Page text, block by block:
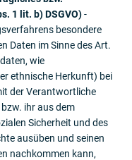
1 lit. b) DSGVO)-
besondere
Daten im Sinne des Art.
wie
ethnische Herkunft) bei
der Verantwortliche
ihr aus dem
Sicherheit und des
ausüben und seinen
nachkommen kann,